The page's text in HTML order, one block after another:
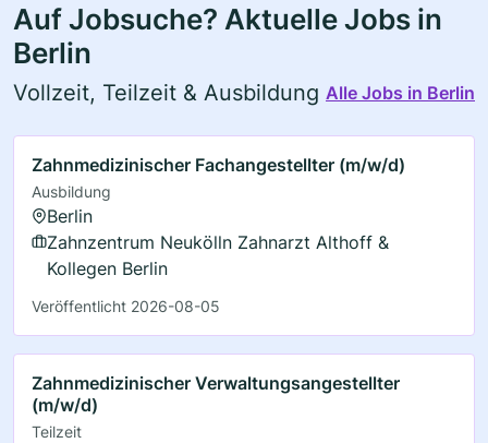
Auf Jobsuche? Aktuelle Jobs in
Berlin
Vollzeit, Teilzeit & Ausbildung Alle Jobs in Berlin
Zahnmedizinischer Fachangestellter (m/w/d)
Ausbildung
Berlin
Zahnzentrum Neukölln Zahnarzt Althoff &
Kollegen Berlin
Veröffentlicht 2026-08-05
Zahnmedizinischer Verwaltungsangestellter
(m/w/d)
Teilzeit